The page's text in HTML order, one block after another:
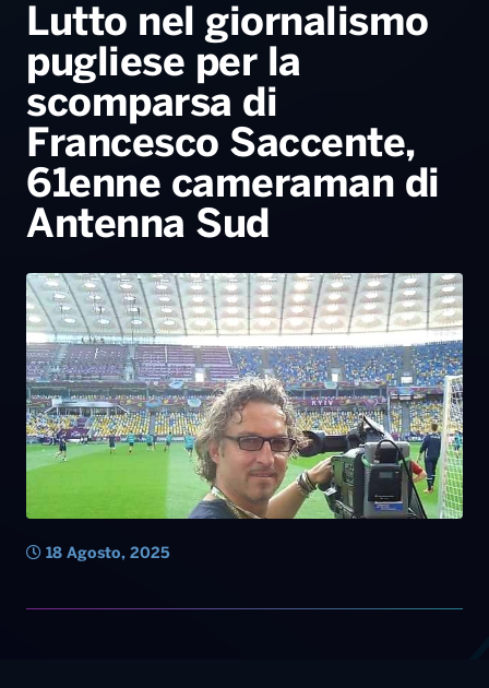
PALATOUR
Musica e Spettacolo
Sport
Radio Norba Consiglia
Leggerissime
Generale
Novità
Notiziario
Interviste
Oroscopo
Speciale Astrabilia 2026
Radio Norba News TV
Voce al Bari
Battiti Live 2026
Gallery
Lutto nel giornalismo
pugliese per la
scomparsa di
Francesco Saccente,
61enne cameraman di
Antenna Sud
18 Agosto, 2025